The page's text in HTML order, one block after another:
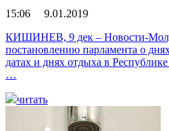
15:06 9.01.2019
КИШИНЕВ, 9 дек – Новости-
постановлению парламента о
датах и днях отдыха в
…
читать